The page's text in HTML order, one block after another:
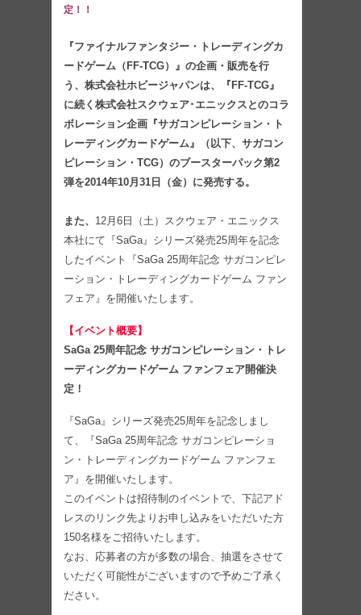
定！！
『ファイナルファンタジー・トレーディングカ
ードゲーム（FF-TCG）』の企画・販売を行
う、株式会社ホビージャパンは、『FF-TCG』
に続く株式会社スクウェア･エニックスとのコラ
ボレーション企画『サガコンピレーション・ト
レーディングカードゲーム』（以下、サガコン
ピレーション・TCG）のブースターパック第2
弾を2014年10月31日（金）に発売する。
また、 12月6日（土）スクウェア・エニックス
本社にて『SaGa』シリーズ発売25周年を記念
したイベント『SaGa 25周年記念 サガコンピレ
ーション・トレーディングカードゲーム ファン
フェア』を開催いたします。
【イベント概要】
SaGa 25周年記念 サガコンピレーション・トレ
ーディングカードゲーム ファンフェア開催決
定！
『SaGa』シリーズ発売25周年を記念しまし
て、『SaGa 25周年記念 サガコンピレーショ
ン・トレーディングカードゲーム ファンフェ
ア』を開催いたします。
このイベントは招待制のイベントで、下記アド
レスのリンク先よりお申し込みをいただいた方
150名様をご招待いたします。
なお、応募者の方が多数の場合、抽選をさせて
いただく可能性がございますので予めご了承く
ださい。